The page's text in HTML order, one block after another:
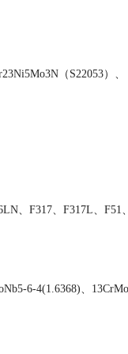
（S22053）、
、F317、F317L、F51
6-4(1.6368)、